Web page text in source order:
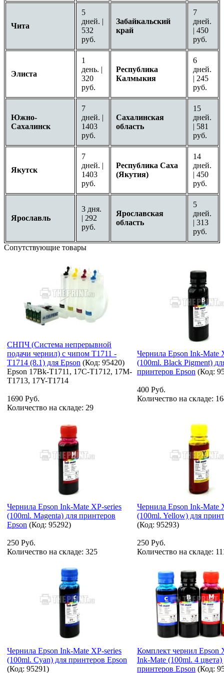
Чита
5
дней. |
532
руб.
Забайкальский
край
7
дней.
| 450
руб.
Элиста
1
день. |
320
руб.
Республика
Калмыкия
6
дней.
| 245
руб.
Южно-
Сахалинск
7
дней. |
1403
руб.
Сахалинская
область
15
дней.
| 581
руб.
Якутск
7
дней. |
1403
руб.
Республика Саха
(Якутия)
14
дней.
| 450
руб.
Ярославль
3 дня.
| 292
руб.
Ярославская
область
5
дней.
| 313
руб.
Сопутствующие товары
СНПЧ (Система непрерывной
подачи чернил) с чипом T1711 -
T1714 (8.1) для Epson (Код: 95420)
Epson 17Bk-T1711, 17C-T1712, 17M-
T1713, 17Y-T1714
1690 Руб.
Количество на складе: 29
Чернила Epson Ink-Mate
(100ml. Black Pigment)
принтеров Epson (Код:
400 Руб.
Количество на складе:
Чернила Epson Ink-Mate XP-series
(100ml. Magenta) для принтеров
Epson (Код: 95292)
250 Руб.
Количество на складе: 325
Чернила Epson Ink-Mate
(100ml. Yellow) для
(Код: 95293)
250 Руб.
Количество на складе:
Чернила Epson Ink-Mate XP-series
(100ml. Cyan) для принтеров Epson
(Код: 95291)
Комплект чернил Epson
Ink-Mate (100ml. 4 цвета)
принтеров Epson (Код: